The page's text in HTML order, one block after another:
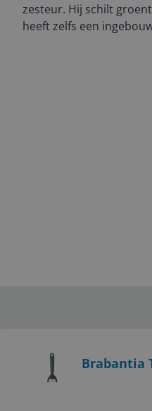
zesteur. Hij schilt
heeft zelfs een
Brabantia